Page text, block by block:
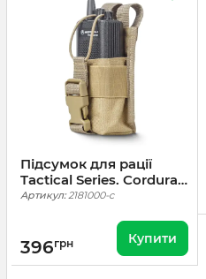
Підсумок для рації
Tactical Series. Cordura
1000. Койот
Артикул:2181000-c
396грн Купити